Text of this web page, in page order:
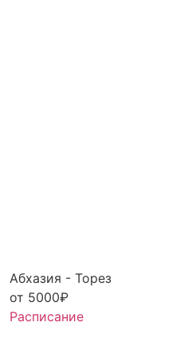
Абхазия - Торез
от 5000₽
Расписание